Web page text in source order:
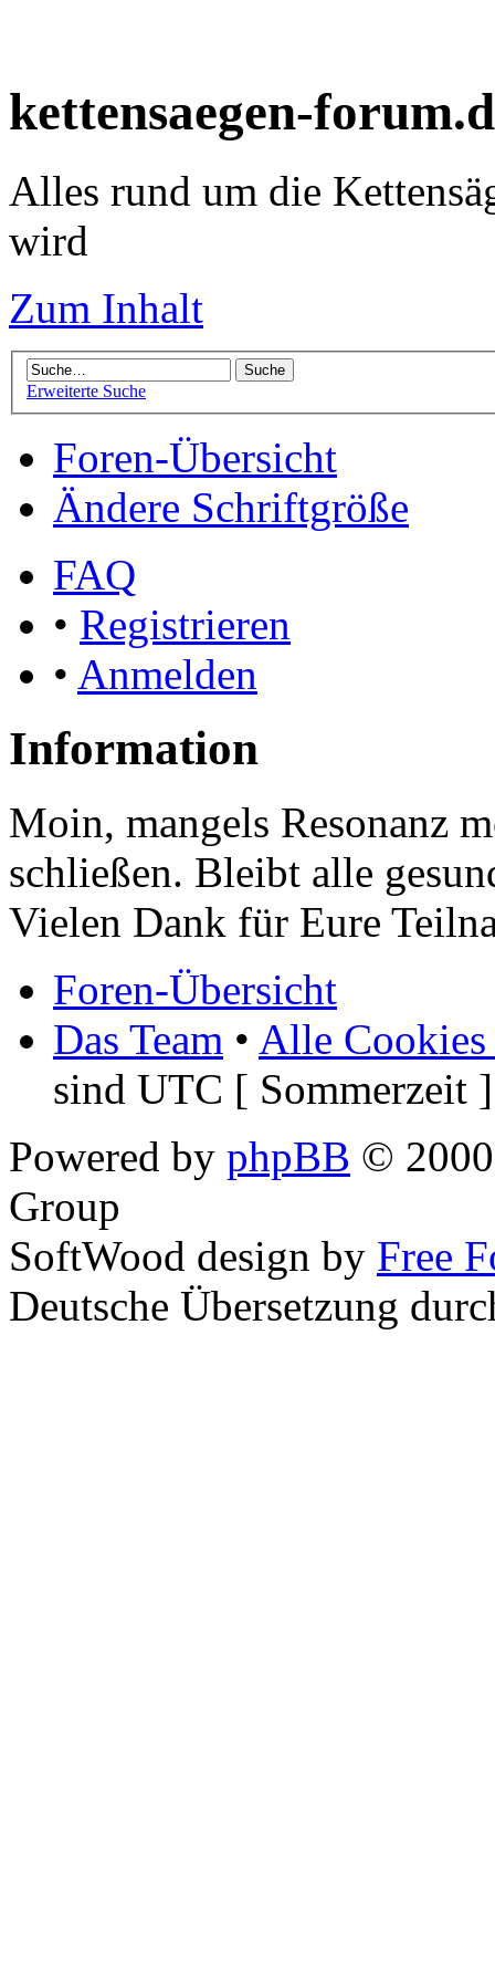
kettensaegen-
Alles rund um die
wird
Zum Inhalt
Erweiterte Suche
Foren-Übersicht
Ändere Schriftgröße
FAQ
• Registrieren
• Anmelden
Information
Moin, mangels Resonanz
schließen. Bleibt alle
Vielen Dank für Eure
Foren-Übersicht
Das Team • Alle Cookies
sind UTC [ Sommerzeit ]
Powered by phpBB ©
Group
SoftWood design by Free
Deutsche Übersetzung